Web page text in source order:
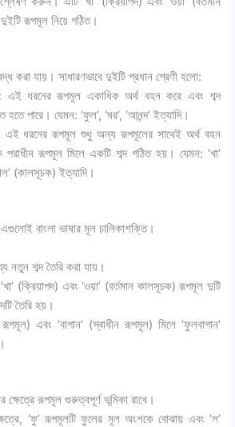
রূপমূল নিয়ে গঠিত।
করা যায়। সাধারণভাবে দুইটি প্রধান শ্রেণী হলো:
এই ধরনের রূপমূল একাধিক অর্থ বহন করে এবং শব্দ
হতে পারে। যেমন: ‘ফুল’, ‘ঘর’, ‘আনন্দ’ ইত্যাদি।
এই ধরনের রূপমূল শুধু অন্য রূপমূলের সাথেই অর্থ বহন
রূপমূল মিলে একটি শব্দ গঠিত হয়। যেমন: ‘খা’
(কালসূচক) ইত্যাদি।
বাংলা ভাষার মূল চালিকাশক্তি।
নতুন শব্দ তৈরি করা যায়।
(ক্রিয়াপদ) এবং ‘ওয়া’ (বর্তমান কালসূচক) রূপমূল দুটি
তৈরি হয়।
এবং ‘বাগান’ (স্বাধীন রূপমূল) মিলে ‘ফুলবাগান’
ক্ষেত্রে রূপমূল গুরুত্বপূর্ণ ভূমিকা রাখে।
‘ফু’ রূপমূলটি ফুলের মূল অংশকে বোঝায় এবং ‘ল’